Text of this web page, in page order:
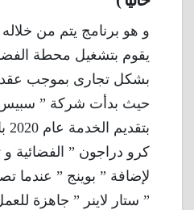
و هو برنامج يتم من
يقوم بتشغيل محطة الفضاء
بشكل تجارى بموجب عقد
حيث بدأت شركة ” سبيس
كرو دراجون ” الفضائية
لإضافة ” بوينج ” عندما
” ستار لاينر ” جاهزة